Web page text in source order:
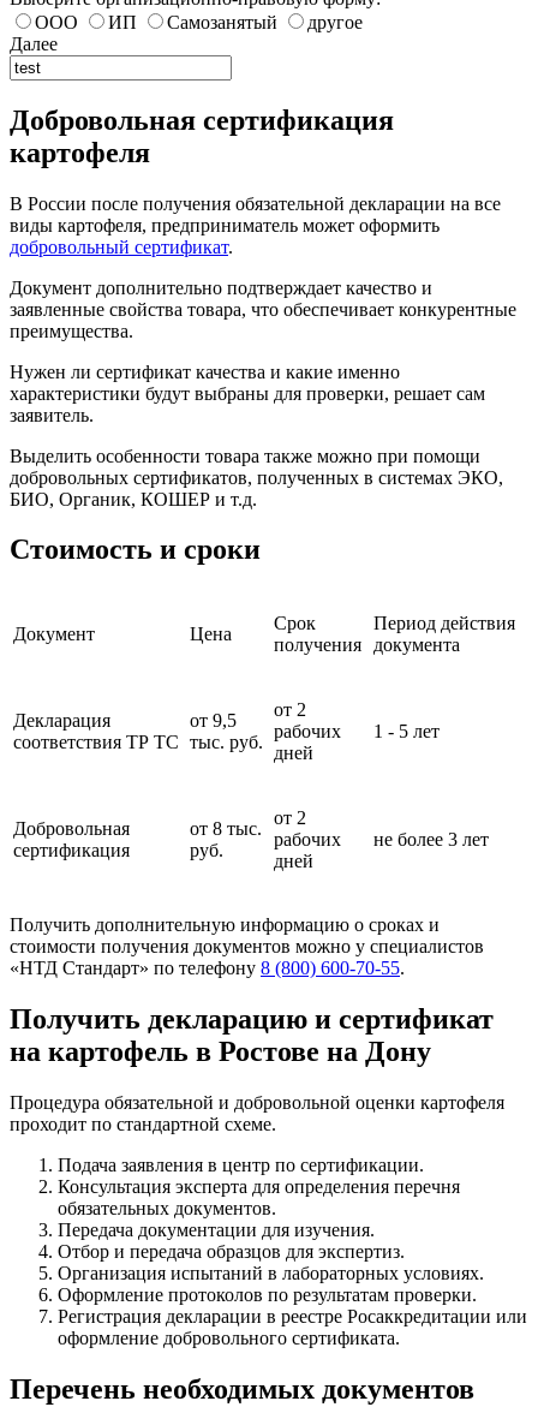
ООО
ИП Самозанятый
другое
Далее
Добровольная сертификация
картофеля
В России после получения обязательной декларации на все
виды картофеля, предприниматель может оформить
добровольный сертификат.
Документ дополнительно подтверждает качество и
заявленные свойства товара, что обеспечивает конкурентные
преимущества.
Нужен ли сертификат качества и какие именно
характеристики будут выбраны для проверки, решает сам
заявитель.
Выделить особенности товара также можно при помощи
добровольных сертификатов, полученных в системах ЭКО,
БИО, Органик, КОШЕР и т.д.
Стоимость и сроки
Документ Цена
Срок
получения
Период действия
документа
Декларация
соответствия ТР ТС
от 9,5
тыс. руб.
от 2
рабочих
дней
1 - 5 лет
Добровольная
сертификация
от 8 тыс.
руб.
от 2
рабочих
дней
не более 3 лет
Получить дополнительную информацию о сроках и
стоимости получения документов можно у специалистов
«НТД Стандарт» по телефону 8 (800) 600-70-55.
Получить декларацию и сертификат
на картофель в Ростове на Дону
Процедура обязательной и добровольной оценки картофеля
проходит по стандартной схеме.
Подача заявления в центр по сертификации.
Консультация эксперта для определения перечня
обязательных документов.
Передача документации для изучения.
Отбор и передача образцов для экспертиз.
Организация испытаний в лабораторных условиях.
Оформление протоколов по результатам проверки.
Регистрация декларации в реестре Росаккредитации или
оформление добровольного сертификата.
Перечень необходимых документов